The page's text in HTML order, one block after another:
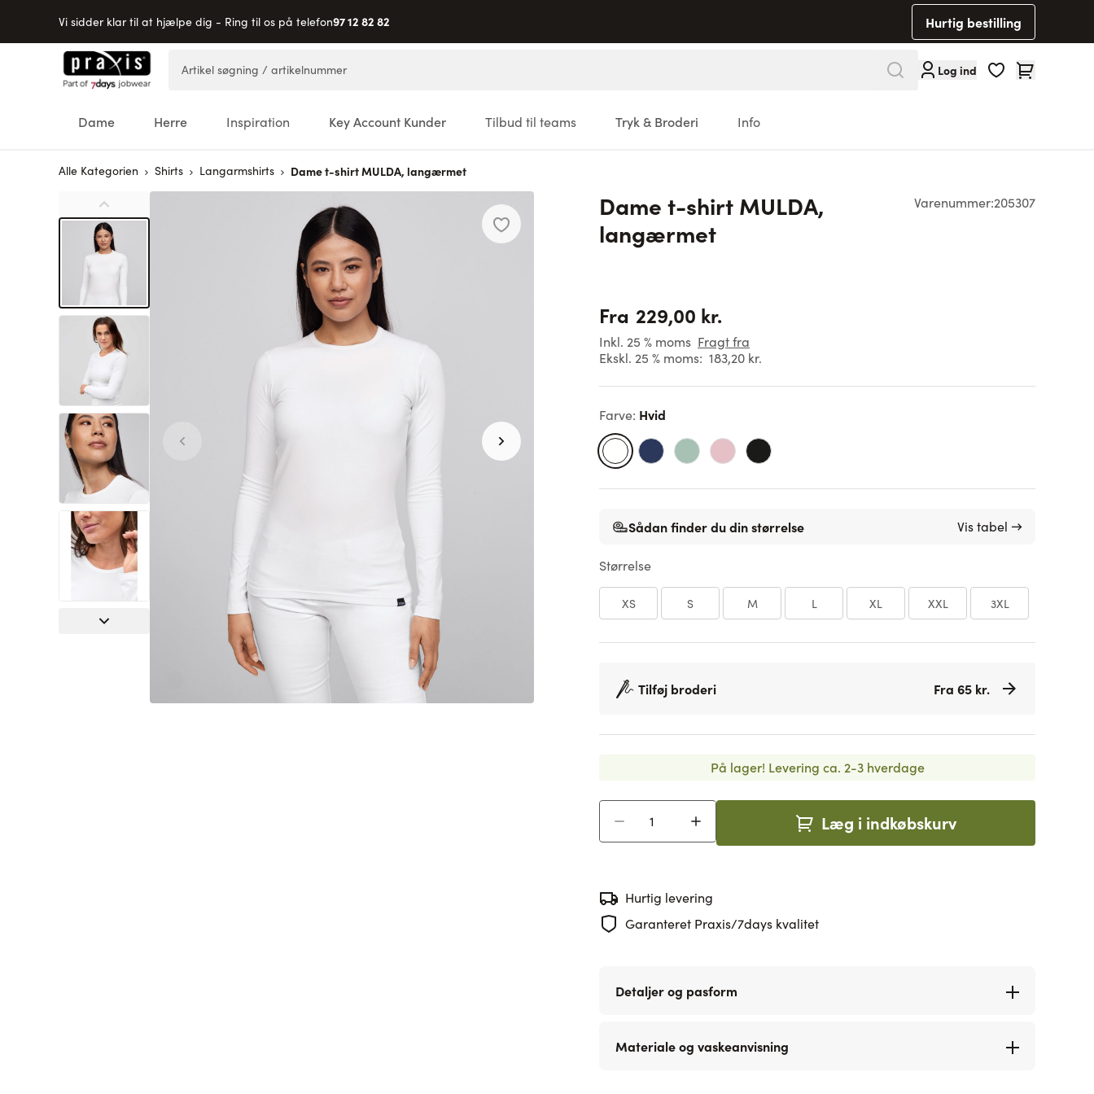
Vi sidder klar til at hjælpe dig - Ring til os på telefon97 12 82 82 Hurtig bestilling
Skip to Content
Log ind Cart
Dame Herre Inspiration Key Account Kunder Tilbud til teams Tryk & Broderi Info
Alle Kategorien Shirts Langarmshirts Dame t-shirt MULDA, langærmet
Varenummer:205307
Dame t-shirt MULDA,
langærmet
Fra 229,00 kr.
Inkl. 25 % moms Fragt fra
Ekskl. 25 % moms: 183,20 kr.
Farve: Hvid
Sådan finder du din størrelse Vis tabel →
Størrelse
XS S M L XL XXL 3XL
Tilføj broderi Fra 65 kr.
På lager! Levering ca. 2-3 hverdage
Læg i indkøbskurv
Hurtig levering
Garanteret Praxis/7days kvalitet
Detaljer og pasform
Materiale og vaskeanvisning